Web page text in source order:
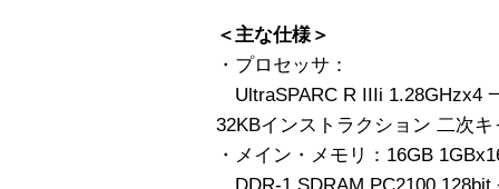
＜主な仕様＞
・プロセッサ：
UltraSPARC R IIIi 1.28GHzx4
32KBインストラクション 二次
・メイン・メモリ：16GB